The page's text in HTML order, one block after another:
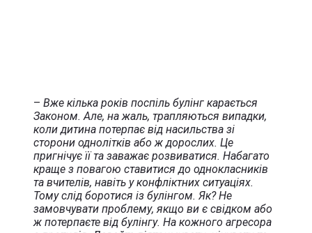
– Вже кілька років поспіль булінг карається
Законом. Але, на жаль, трапляються випадки,
коли дитина потерпає від насильства зі
сторони однолітків або ж дорослих. Це
пригнічує її та заважає розвиватися. Набагато
краще з повагою ставитися до однокласників
та вчителів, навіть у конфліктних ситуаціях.
Тому слід боротися із булінгом. Як? Не
замовчувати проблему, якщо ви є свідком або
ж потерпаєте від булінгу. На кожного агресора